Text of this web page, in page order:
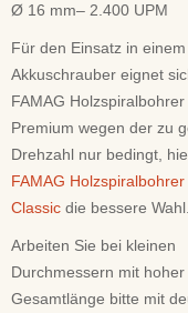
Ø 16 mm– 2.400 UPM
Für den Einsatz in einem
Akkuschrauber eignet
FAMAG Holzspiralbohrer
Premium wegen der zu
Drehzahl nur bedingt,
FAMAG Holzspiralbohrer
Classic die bessere Wahl.
Arbeiten Sie bei kleinen
Durchmessern mit hoher
Gesamtlänge bitte mit